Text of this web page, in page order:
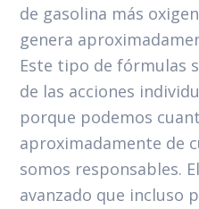
de gasolina más
genera
Este tipo de fórmulas
de las acciones
porque podemos
aproximadamente de
somos responsables.
avanzado que incluso